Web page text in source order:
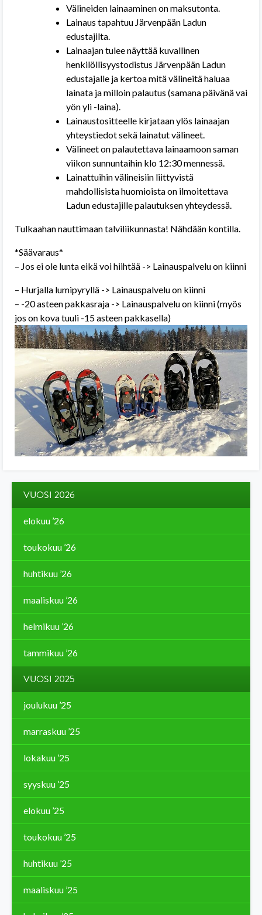
Välineiden lainaaminen on maksutonta.
Lainaus tapahtuu Järvenpään Ladun
edustajilta.
Lainaajan tulee näyttää kuvallinen
henkilöllisyystodistus Järvenpään Ladun
edustajalle ja kertoa mitä välineitä haluaa
lainata ja milloin palautus (samana päivänä vai
yön yli -laina).
Lainaustositteelle kirjataan ylös lainaajan
yhteystiedot sekä lainatut välineet.
Välineet on palautettava lainaamoon saman
viikon sunnuntaihin klo 12:30 mennessä.
Lainattuihin välineisiin liittyvistä
mahdollisista huomioista on ilmoitettava
Ladun edustajille palautuksen yhteydessä.
Tulkaahan nauttimaan talviliikunnasta! Nähdään kontilla.
*Säävaraus*
– Jos ei ole lunta eikä voi hiihtää -> Lainauspalvelu on kiinni
– Hurjalla lumipyryllä -> Lainauspalvelu on kiinni
– -20 asteen pakkasraja -> Lainauspalvelu on kiinni (myös
jos on kova tuuli -15 asteen pakkasella)
VUOSI 2026
elokuu ’26
toukokuu ’26
huhtikuu ’26
maaliskuu ’26
helmikuu ’26
tammikuu ’26
VUOSI 2025
joulukuu ’25
marraskuu ’25
lokakuu ’25
syyskuu ’25
elokuu ’25
toukokuu ’25
huhtikuu ’25
maaliskuu ’25